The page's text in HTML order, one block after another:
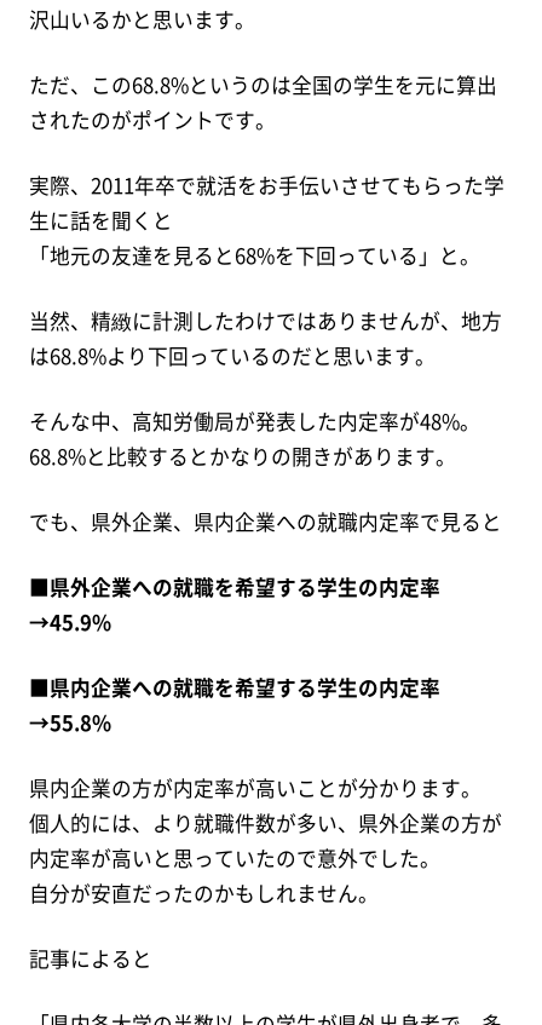
沢山いるかと思います。
ただ、この68.8%というのは全国の学生を元に算出
されたのがポイントです。
実際、2011年卒で就活をお手伝いさせてもらった学
生に話を聞くと
「地元の友達を見ると68%を下回っている」と。
当然、精緻に計測したわけではありませんが、地方
は68.8%より下回っているのだと思います。
そんな中、高知労働局が発表した内定率が48%。
68.8%と比較するとかなりの開きがあります。
でも、県外企業、県内企業への就職内定率で見ると
■県外企業への就職を希望する学生の内定率
→45.9%
■県内企業への就職を希望する学生の内定率
→55.8%
県内企業の方が内定率が高いことが分かります。
個人的には、より就職件数が多い、県外企業の方が
内定率が高いと思っていたので意外でした。
自分が安直だったのかもしれません。
記事によると